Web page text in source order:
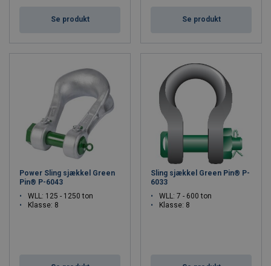
Se produkt Se produkt
Power Sling sjækkel Green
Pin® P-6043
WLL: 125 - 1250 ton
Klasse: 8
Sling sjækkel Green Pin® P-
6033
WLL: 7 - 600 ton
Klasse: 8